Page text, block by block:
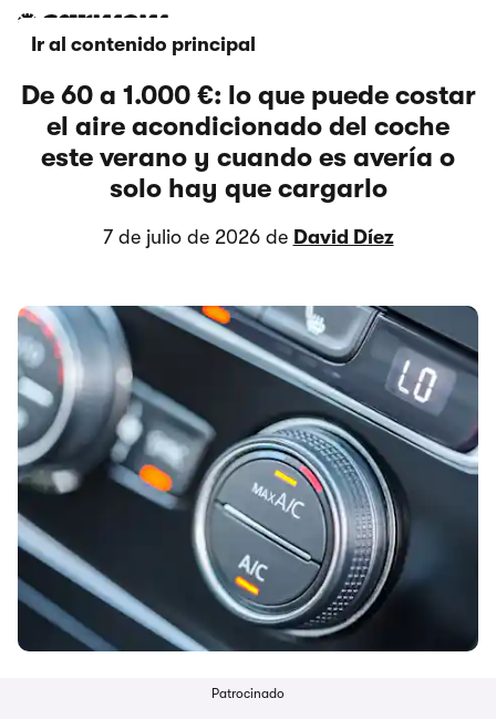
Ir al contenido principal
De 60 a 1.000 €: lo que puede costar
el aire acondicionado del coche
este verano y cuando es avería o
solo hay que cargarlo
7 de julio de 2026 de David Díez
Patrocinado